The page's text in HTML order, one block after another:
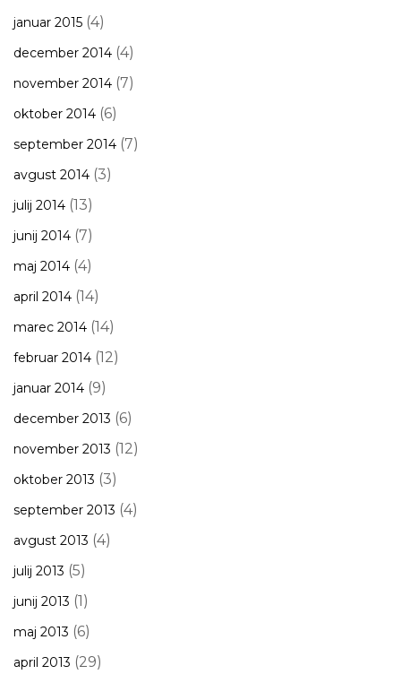
januar 2015 (4)
december 2014 (4)
november 2014 (7)
oktober 2014 (6)
september 2014 (7)
avgust 2014 (3)
julij 2014 (13)
junij 2014 (7)
maj 2014 (4)
april 2014 (14)
marec 2014 (14)
februar 2014 (12)
januar 2014 (9)
december 2013 (6)
november 2013 (12)
oktober 2013 (3)
september 2013 (4)
avgust 2013 (4)
julij 2013 (5)
junij 2013 (1)
maj 2013 (6)
april 2013 (29)